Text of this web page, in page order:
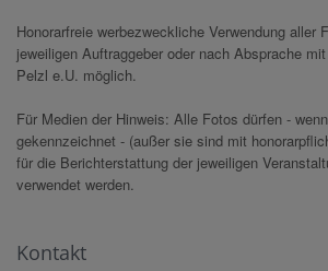
Honorarfreie werbezweckliche Verwendung aller
jeweiligen Auftraggeber oder nach Absprache
Pelzl e.U. möglich.
Für Medien der Hinweis: Alle Fotos dürfen -
gekennzeichnet - (außer sie sind mit
für die Berichterstattung der jeweiligen
verwendet werden.
Kontakt